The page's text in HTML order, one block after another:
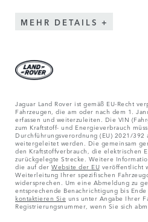
MEHR DETAILS
Jaguar Land Rover ist gemäß EU-Recht
Fahrzeugen, die am oder nach dem 1.
erfassen und weiterzuleiten. Die VIN
zum Kraftstoff- und Energieverbrauch
Durchführungsverordnung (EU) 2021/392
weitergeleitet werden. Die gemeinsam
den Kraftstoffverbrauch, die elektrischen
zurückgelegte Strecke. Weitere
die auf derWebsite der EU veröffentlicht
Weiterleitung Ihrer spezifischen
widersprechen. Um eine Abmeldung zu
entsprechende Benachrichtigung bis
kontaktieren Sie uns unter Angabe Ihrer
Registrierungsnummer, wenn Sie sich